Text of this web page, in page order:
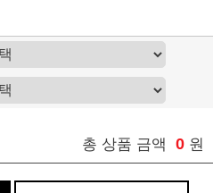
총 상품 금액 0 원